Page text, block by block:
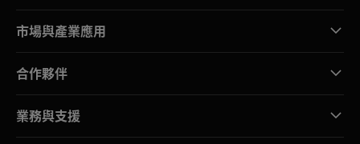
市場與產業應用
合作夥伴
業務與支援